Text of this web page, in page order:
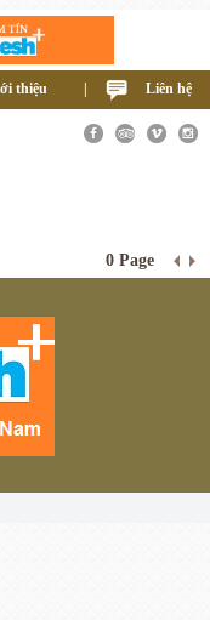
thiệu Liên hệ
0 Page